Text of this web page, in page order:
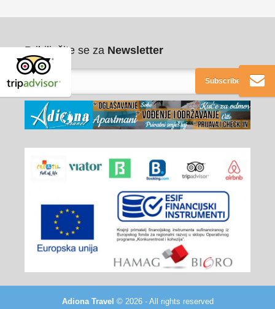
Pribilježite se za Newsletter
Subscribe
Adiona Travel © 2026 - All rights reserved